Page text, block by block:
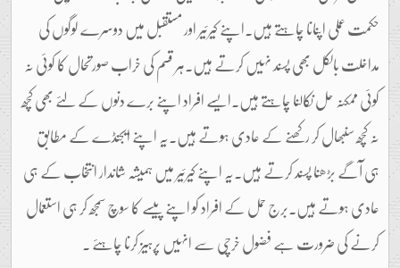
حکمت عملی اپنانا چاہتے ہیں۔اپنے کیرئیر اور مستقبل میں دوسرے لوگوں کی
مداخلت بالکل بھی پسند نہیں کرتے ہیں۔ہر قسم کی خراب صورتحال کا کوئی نہ
کوئی ممکنہ حل نکالنا چاہتے ہیں۔ایسے افراد اپنے برے دنوں کے لئے بھی کچھ
نہ کچھ سنبھال کر رکھنے کے عادی ہوتے ہیں۔یہ اپنے ایجنڈے کے مطابق
ہی آگے بڑھنا پسند کرتے ہیں۔یہ اپنے کیرئیر میں ہمیشہ شاندار انتخاب کے ہی
عادی ہوتے ہیں۔برج حمل کے افراد کو اپنے پیسے کا سوچ سمجھ کر ہی استعمال
کرنے کی ضرورت ہے فضول خرچی سے انہیں پرہیز کرنا چاہئے ۔